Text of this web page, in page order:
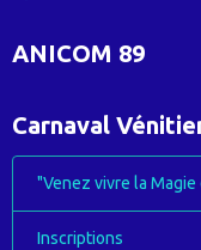
ANICOM 89
Carnaval
"Venez vivre la
Inscriptions